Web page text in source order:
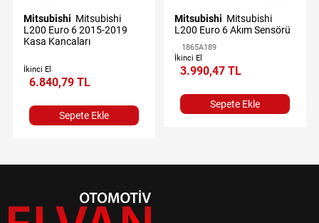
Mitsubishi
L200 Euro 6 2015-2019
Kasa Kancaları
İkinci El
6.840,79 TL
Sepete Ekle
Mitsubishi
L200 Euro 6 Akım Sensörü
1865A189
İkinci El
3.990,47 TL
Sepete Ekle